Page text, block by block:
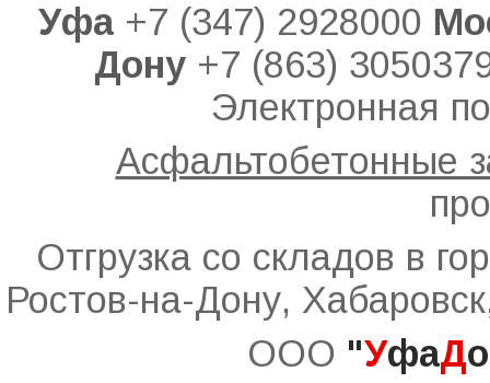
Уфа +7 (347) 2928000
Дону +7 (863)
Электронная
Асфальтобетонные
Отгрузка со складов в
Ростов-на-Дону,
ООО "УфаД